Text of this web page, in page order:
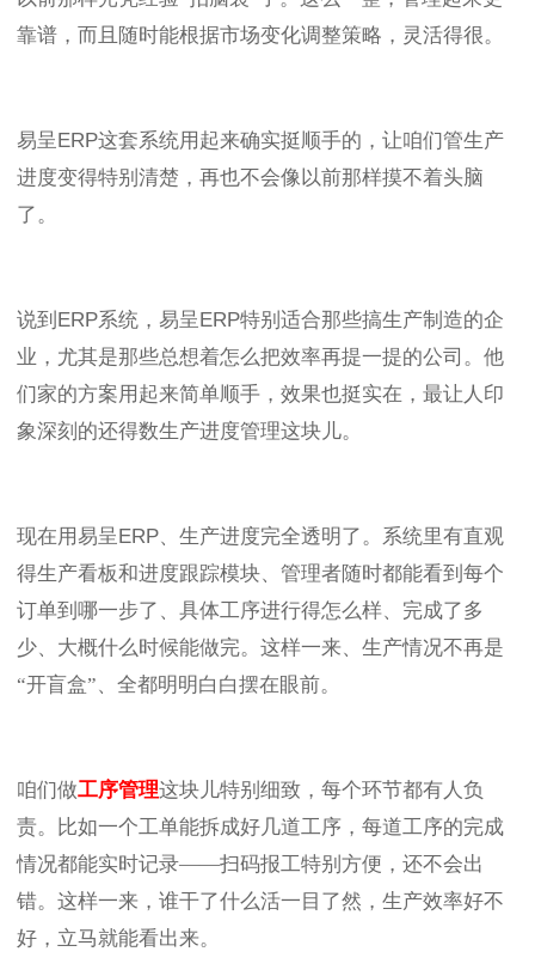
靠谱，而且随时能根据市场变化调整策略，灵活得很。
易呈ERP这套系统用起来确实挺顺手的，让咱们管生产
进度变得特别清楚，再也不会像以前那样摸不着头脑
了。
说到 ERP系统，易呈ERP特别适合那些搞生产制造的企
业，尤其是那些总想着怎么把效率再提一提的公司。他
们家的方案用起来简单顺手，效果也挺实在，最让人印
象深刻的还得数生产进度管理这块儿。
现在用易呈ERP、生产进度完全透明了。系统里有直观
得生产看板和进度跟踪模块、管理者随时都能看到每个
订单到哪一步了、具体工序进行得怎么样、完成了多
少、大概什么时候能做完。这样一来、生产情况不再是
“开盲盒”、全都明明白白摆在眼前。
咱们做工序管理这块儿特别细致，每个环节都有人负
责。比如一个工单能拆成好几道工序，每道工序的完成
情况都能实时记录——扫码报工特别方便，还不会出
错。这样一来，谁干了什么活一目了然，生产效率好不
好，立马就能看出来。